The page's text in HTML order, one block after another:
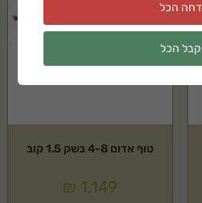
טוף אדום 4-8 בשק 1.5 קוב
₪ 1,149
דחה הכל
קבל הכל